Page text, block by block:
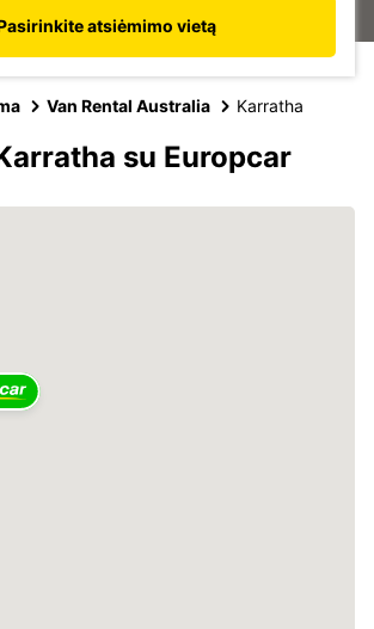
atsiėmimo vietą
Van Rental Australia Karratha
su Europcar